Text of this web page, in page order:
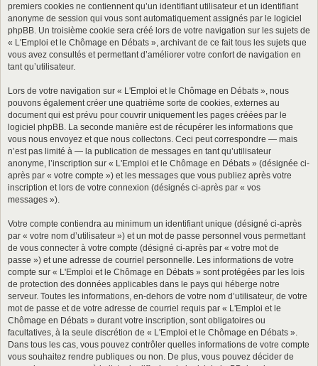
premiers cookies ne contiennent qu’un identifiant utilisateur et un identifiant
anonyme de session qui vous sont automatiquement assignés par le logiciel
phpBB. Un troisième cookie sera créé lors de votre navigation sur les sujets de
« L'Emploi et le Chômage en Débats », archivant de ce fait tous les sujets que
vous avez consultés et permettant d’améliorer votre confort de navigation en
tant qu’utilisateur.
Lors de votre navigation sur « L'Emploi et le Chômage en Débats », nous
pouvons également créer une quatrième sorte de cookies, externes au
document qui est prévu pour couvrir uniquement les pages créées par le
logiciel phpBB. La seconde manière est de récupérer les informations que
vous nous envoyez et que nous collectons. Ceci peut correspondre — mais
n’est pas limité à — la publication de messages en tant qu’utilisateur
anonyme, l’inscription sur « L'Emploi et le Chômage en Débats » (désignée ci-
après par « votre compte ») et les messages que vous publiez après votre
inscription et lors de votre connexion (désignés ci-après par « vos
messages »).
Votre compte contiendra au minimum un identifiant unique (désigné ci-après
par « votre nom d’utilisateur ») et un mot de passe personnel vous permettant
de vous connecter à votre compte (désigné ci-après par « votre mot de
passe ») et une adresse de courriel personnelle. Les informations de votre
compte sur « L'Emploi et le Chômage en Débats » sont protégées par les lois
de protection des données applicables dans le pays qui héberge notre
serveur. Toutes les informations, en-dehors de votre nom d’utilisateur, de votre
mot de passe et de votre adresse de courriel requis par « L'Emploi et le
Chômage en Débats » durant votre inscription, sont obligatoires ou
facultatives, à la seule discrétion de « L'Emploi et le Chômage en Débats ».
Dans tous les cas, vous pouvez contrôler quelles informations de votre compte
vous souhaitez rendre publiques ou non. De plus, vous pouvez décider de